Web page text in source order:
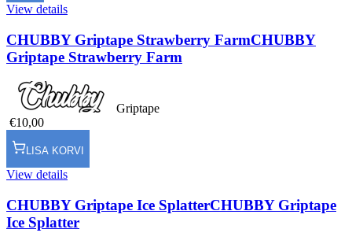
View details
CHUBBY Griptape Strawberry FarmCHUBBY
Griptape Strawberry Farm
Griptape
€10,00
LISA KORVI
View details
CHUBBY Griptape Ice SplatterCHUBBY Griptape
Ice Splatter